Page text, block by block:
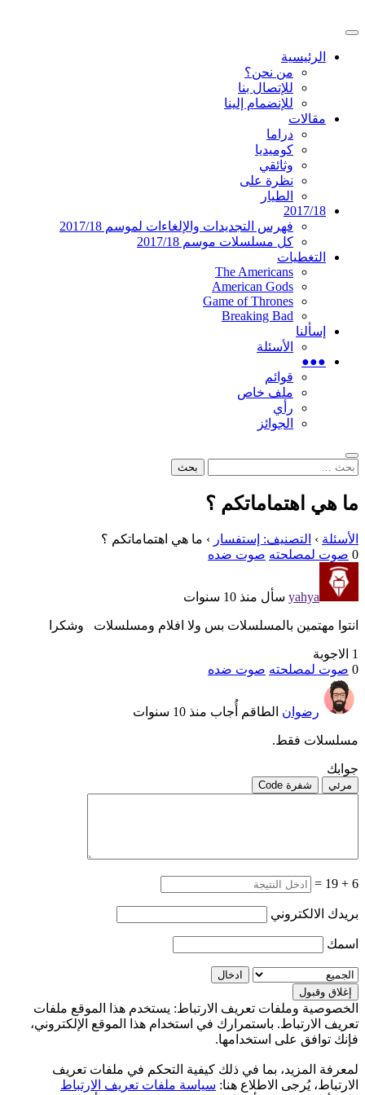
إلى
دليل التلفزيون العربي
موقع عربي متخصص في أخبار ومقالات حول
المسلسلات الأجنبية
القائمة
الرئيسيةالرئيسية
من نحن؟
للإتصال بنا
للإنضمام إلينا
مقالات
دراما
كوميديا
وثائقي
نظرة على
الطيار
2017/18
فهرس التجديدات والإلغاءات لموسم 2017/18
كل مسلسلات موسم 2017/18
التغطيات
The Americans
American Gods
Game of Thrones
Breaking Bad
إسألنا
الأسئلة
●●●
قوائم
ملف خاص
رأي
الجوائز
بحث
البحث
ما هي اهتماماتكم ؟
الأسئلة › التصنيف: إستفسار › ما هي اهتماماتكم ؟
0 صوت لمصلحته صوت ضده
yahya سأل منذ 10 سنوات
انتوا مهتمين بالمسلسلات بس ولا افلام ومسلسلات وشكرا
1 الاجوبة
0 صوت لمصلحته صوت ضده
رضوان الطاقم أُجاب منذ 10 سنوات
مسلسلات فقط.
جوابك
مرئي شفرة Code
6
+
19
=
بريدك الالكتروني
اسمك
الخصوصية وملفات تعريف الارتباط: يستخدم هذا الموقع ملفات
تعريف الارتباط. باستمرارك في استخدام هذا الموقع الإلكتروني،
فإنك توافق على استخدامها.
لمعرفة المزيد، بما في ذلك كيفية التحكم في ملفات تعريف
الارتباط، يُرجى الاطلاع هنا: سياسة ملفات تعريف الارتباط